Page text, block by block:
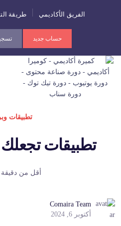
الفريق الأكاديمي طريقة
حساب جديد
تطبيقات
تطبيقات
أقل من دقيقة
Comaira Team
أكتوبر 6, 2024